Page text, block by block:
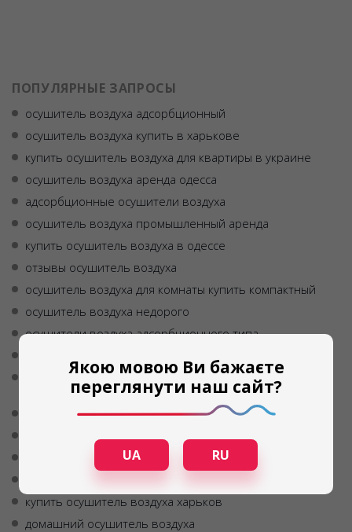
ПОПУЛЯРНЫЕ ЗАПРОСЫ
осушитель воздуха адсорбционный
осушитель воздуха купить в харькове
купить осушитель воздуха для квартиры в украине
осушитель воздуха аренда одесса
адсорбционные осушители воздуха
осушитель воздуха промышленный аренда
купить осушитель воздуха в одессе
отзывы осушитель воздуха
осушитель воздуха для комнаты купить компактный
осушитель воздуха недорого
осушители воздуха адсорбционного типа
инфракрасные сушилки для овощей и фруктов
осушитель воздуха цена украина
купить осушители воздуха
осушитель воздуха
купить бытовой осушитель воздуха
осушитель воздуха передвижной
купить осушитель воздуха харьков
домашний осушитель воздуха
Якою мовою Ви бажаєте
переглянути наш сайт?
UA RU